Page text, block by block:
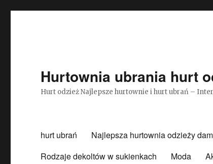
Hurtownia ubrania hurt
Hurt odzież Najlepsze hurtownie i hurt ubrań –
hurt ubrań Najlepsza hurtownia odzieży
Rodzaje dekoltów w sukienkach
Moda